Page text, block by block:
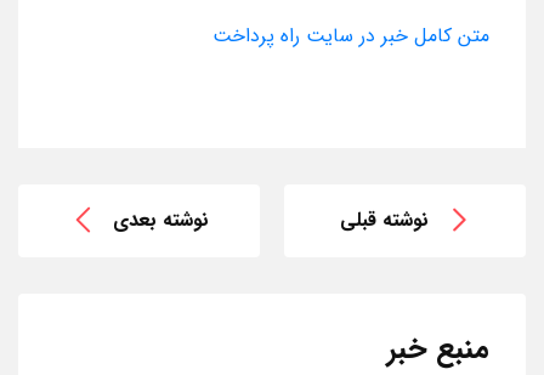
متن کامل خبر در سایت راه پرداخت
نوشته قبلی نوشته بعدی
منبع خبر